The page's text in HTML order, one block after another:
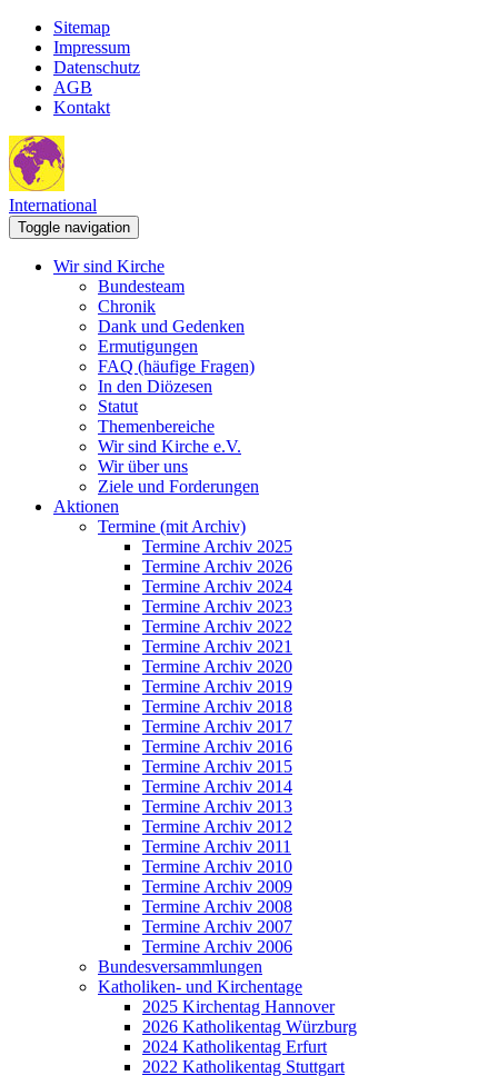
Sitemap
Impressum
Datenschutz
AGB
Kontakt
International
Toggle navigation
Wir sind Kirche
Bundesteam
Chronik
Dank und Gedenken
Ermutigungen
FAQ (häufige Fragen)
In den Diözesen
Statut
Themenbereiche
Wir sind Kirche e.V.
Wir über uns
Ziele und Forderungen
Aktionen
Termine (mit Archiv)
Termine Archiv 2025
Termine Archiv 2026
Termine Archiv 2024
Termine Archiv 2023
Termine Archiv 2022
Termine Archiv 2021
Termine Archiv 2020
Termine Archiv 2019
Termine Archiv 2018
Termine Archiv 2017
Termine Archiv 2016
Termine Archiv 2015
Termine Archiv 2014
Termine Archiv 2013
Termine Archiv 2012
Termine Archiv 2011
Termine Archiv 2010
Termine Archiv 2009
Termine Archiv 2008
Termine Archiv 2007
Termine Archiv 2006
Bundesversammlungen
Katholiken- und Kirchentage
2025 Kirchentag Hannover
2026 Katholikentag Würzburg
2024 Katholikentag Erfurt
2022 Katholikentag Stuttgart